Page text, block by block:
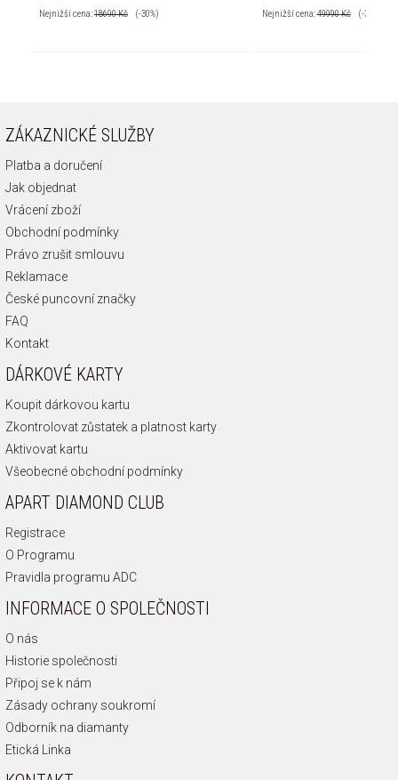
Nejnižší cena:18690Kč (-30%)
Nejnižší cena:49990Kč (-30%)
ZÁKAZNICKÉ SLUŽBY
Platba a doručení
Jak objednat
Vrácení zboží
Obchodní podmínky
Právo zrušit smlouvu
Reklamace
České puncovní značky
FAQ
Kontakt
DÁRKOVÉ KARTY
Koupit dárkovou kartu
Zkontrolovat zůstatek a platnost karty
Aktivovat kartu
Všeobecné obchodní podmínky
APART DIAMOND CLUB
Registrace
O Programu
Pravidla programu ADC
INFORMACE O SPOLEČNOSTI
O nás
Historie společnosti
Připoj se k nám
Zásady ochrany soukromí
Odborník na diamanty
Etická Linka